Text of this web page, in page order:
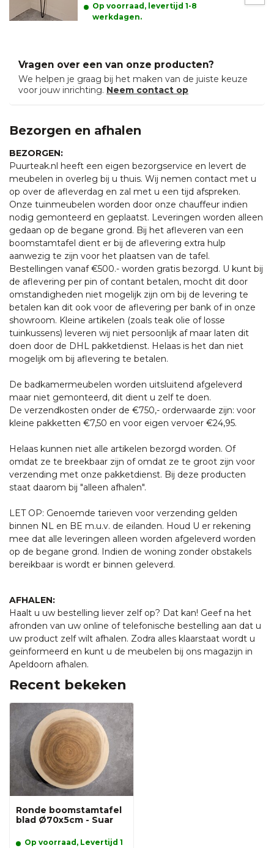
Op voorraad, levertijd 1-8
werkdagen.
Vragen over een van onze producten?
We helpen je graag bij het maken van de juiste keuze
voor jouw inrichting. Neem contact op
Bezorgen en afhalen
BEZORGEN:
Puurteak.nl heeft een eigen bezorgservice en levert de
meubelen in overleg bij u thuis. Wij nemen contact met u
op over de afleverdag en zal met u een tijd afspreken.
Onze tuinmeubelen worden door onze chauffeur indien
nodig gemonteerd en geplaatst. Leveringen worden alleen
gedaan op de begane grond. Bij het afleveren van een
boomstamtafel dient er bij de aflevering extra hulp
aanwezig te zijn voor het plaatsen van de tafel.
Bestellingen vanaf €500.- worden gratis bezorgd. U kunt bij
de aflevering per pin of contant betalen, mocht dit door
omstandigheden niet mogelijk zijn om bij de levering te
betalen kan dit ook voor de aflevering per bank of in onze
showroom. Kleine artikelen (zoals teak olie of losse
tuinkussens) leveren wij niet persoonlijk af maar laten dit
doen door de DHL pakketdienst. Helaas is het dan niet
mogelijk om bij aflevering te betalen.
De badkamermeubelen worden uitsluitend afgeleverd
maar niet gemonteerd, dit dient u zelf te doen.
De verzendkosten onder de €750,- orderwaarde zijn: voor
kleine pakketten €7,50 en voor eigen vervoer €24,95.
Helaas kunnen niet alle artikelen bezorgd worden. Of
omdat ze te breekbaar zijn of omdat ze te groot zijn voor
verzending met onze pakketdienst. Bij deze producten
staat daarom bij "alleen afhalen".
LET OP: Genoemde tarieven voor verzending gelden
binnen NL en BE m.u.v. de eilanden. Houd U er rekening
mee dat alle leveringen alleen worden afgeleverd worden
op de begane grond. Indien de woning zonder obstakels
bereikbaar is wordt er binnen geleverd.
AFHALEN:
Haalt u uw bestelling liever zelf op? Dat kan! Geef na het
afronden van uw online of telefonische bestelling aan dat u
uw product zelf wilt afhalen. Zodra alles klaarstaat wordt u
geïnformeerd en kunt u de meubelen bij ons magazijn in
Apeldoorn afhalen.
Recent bekeken
Ronde boomstamtafel
blad Ø70x5cm - Suar
Op voorraad, Levertijd 1